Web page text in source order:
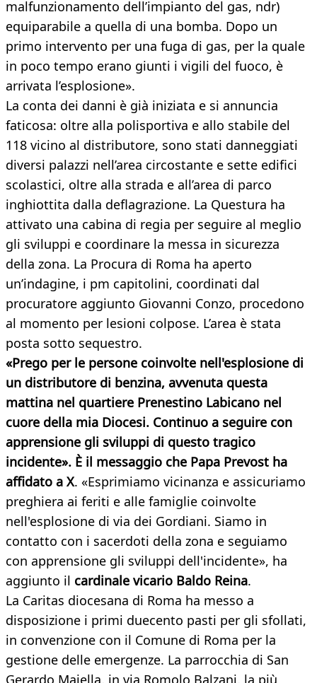
malfunzionamento dell’impianto del gas, ndr)
equiparabile a quella di una bomba. Dopo un
primo intervento per una fuga di gas, per la quale
in poco tempo erano giunti i vigili del fuoco, è
arrivata l’esplosione».
La conta dei danni è già iniziata e si annuncia
faticosa: oltre alla polisportiva e allo stabile del
118 vicino al distributore, sono stati danneggiati
diversi palazzi nell’area circostante e sette edifici
scolastici, oltre alla strada e all’area di parco
inghiottita dalla deflagrazione. La Questura ha
attivato una cabina di regia per seguire al meglio
gli sviluppi e coordinare la messa in sicurezza
della zona. La Procura di Roma ha aperto
un’indagine, i pm capitolini, coordinati dal
procuratore aggiunto Giovanni Conzo, procedono
al momento per lesioni colpose. L’area è stata
posta sotto sequestro.
«Prego per le persone coinvolte nell'esplosione di
un distributore di benzina, avvenuta questa
mattina nel quartiere Prenestino Labicano nel
cuore della mia Diocesi. Continuo a seguire con
apprensione gli sviluppi di questo tragico
incidente». È il messaggio che Papa Prevost ha
affidato a X. «Esprimiamo vicinanza e assicuriamo
preghiera ai feriti e alle famiglie coinvolte
nell'esplosione di via dei Gordiani. Siamo in
contatto con i sacerdoti della zona e seguiamo
con apprensione gli sviluppi dell'incidente», ha
aggiunto il cardinale vicario Baldo Reina.
La Caritas diocesana di Roma ha messo a
disposizione i primi duecento pasti per gli sfollati,
in convenzione con il Comune di Roma per la
gestione delle emergenze. La parrocchia di San
Gerardo Maiella, in via Romolo Balzani, la più